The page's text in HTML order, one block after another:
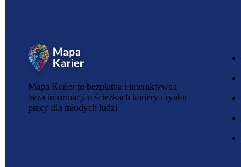
Mapa Karier to bezpłatna i interaktywna
baza informacji o ścieżkach kariery i rynku
pracy dla młodych ludzi.